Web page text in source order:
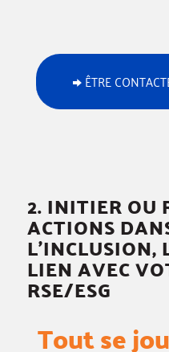
ÊTRE
2. INITIER OU
ACTIONS
L’INCLUSION,
LIEN AVEC
RSE/ESG
Tout se